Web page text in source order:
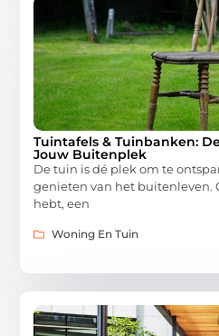
Tuintafels & Tuinbanken:
Jouw Buitenplek
De tuin is dé plek om te
genieten van het buitenleven.
hebt, een
Woning En Tuin